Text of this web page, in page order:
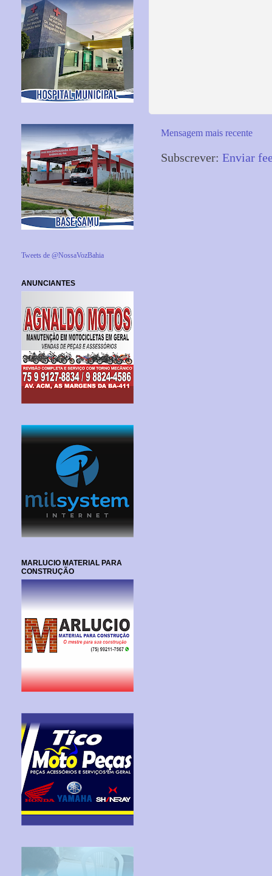
Mensagem mais recente
Subscrever: Enviar
Tweets de @NossaVozBahia
ANUNCIANTES
MARLUCIO MATERIAL PARA
CONSTRUÇÃO